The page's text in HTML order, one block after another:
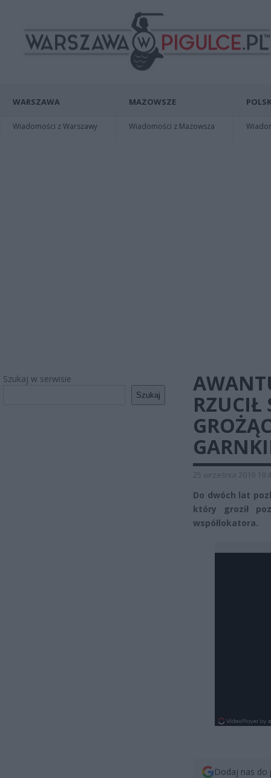
WARSZAWA
Wiadomości z Warszawy
MAZOWSZE
Wiadomości z Mazowsza
Szukaj w serwisie
Szukaj
RZUCIŁ
25 września 2019
Do dwóch lat
który groził
współlokatora.
Dodaj nas do